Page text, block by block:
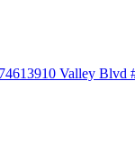
13910 Valley Blvd